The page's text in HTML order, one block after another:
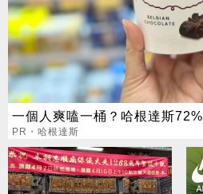
一個人爽嗑一桶？哈根達斯
PR・哈根達斯